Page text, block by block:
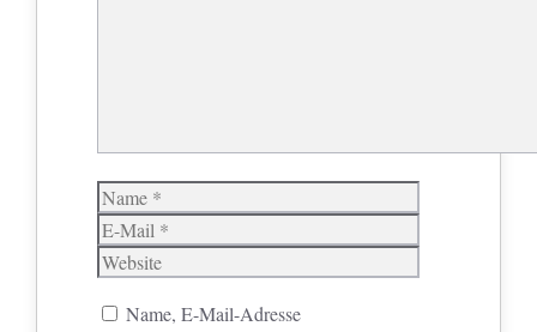
Name
E-
Mail
Website
Name, E-Mail-Adresse